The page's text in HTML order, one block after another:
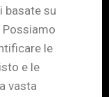
basate su
le
e le
vasta